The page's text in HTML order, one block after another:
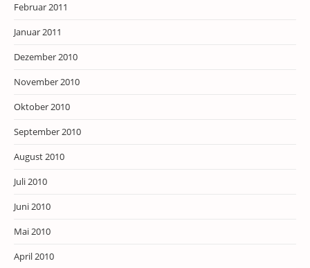
Februar 2011
Januar 2011
Dezember 2010
November 2010
Oktober 2010
September 2010
August 2010
Juli 2010
Juni 2010
Mai 2010
April 2010